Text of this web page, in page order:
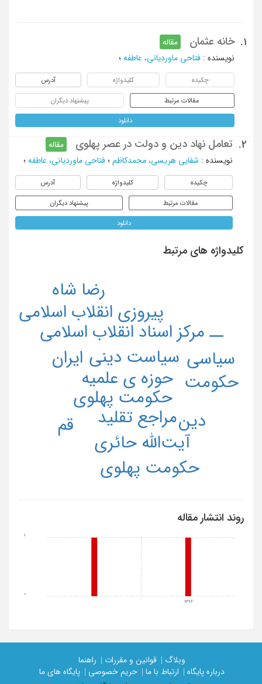
1. خانه عثمان
مقاله
نویسنده : فتاحی ماوردیانی، عاطفه ؛
چکیده کلیدواژه آدرس
مقالات مرتبط پیشنهاد دیگران
دانلود
2. تعامل نهاد دین و دولت در عصر پهلوی
مقاله
نویسنده : شفایی هریسی، محمدکاظم ؛ فتاحی ماوردیانی، عاطفه ؛
چکیده کلیدواژه آدرس
مقالات مرتبط پیشنهاد دیگران
دانلود
کلیدواژه های مرتبط
حوزه ی علمیه
حکومت پهلوی
سیاست دینی
مراجع تقلید
ــ مرکز اسناد انقلاب اسلامی
آیت‌الله حائری
ایران
پیروزی انقلاب اسلامی
حکومت
حکومت پهلوی
دین
رضا شاه
سیاسی
قم
روند انتشار مقاله
1396
0
1
وبلاگ | قوانین و مقررات |
راهنما
درباره پایگاه |
ارتباط با ما | حریم خصوصی |
پایگاه های ما